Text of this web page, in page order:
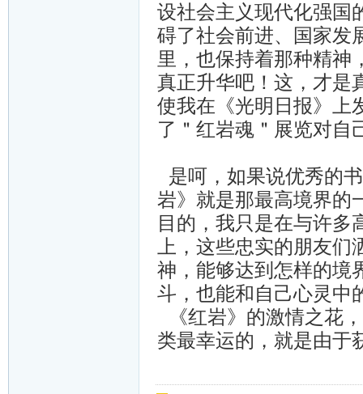
设社会主义现代化强国
碍了社会前进、国家发
里，也保持着那种精神
真正升华吧！这，才是
使我在《光明日报》上
了＂红岩魂＂展览对自
是呵，如果说优秀的
岩》就是那最高境界的
目的，我只是在与许多
上，这些忠实的朋友
神，能够达到怎样的境
斗，也能和自己心灵中
《红岩》的激情之花
类最幸运的，就是由于